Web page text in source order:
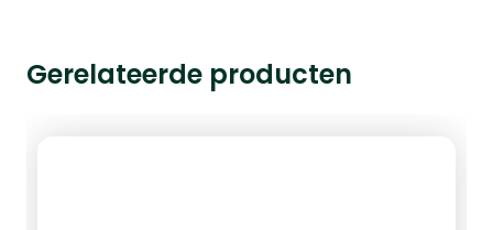
Gerelateerde producten